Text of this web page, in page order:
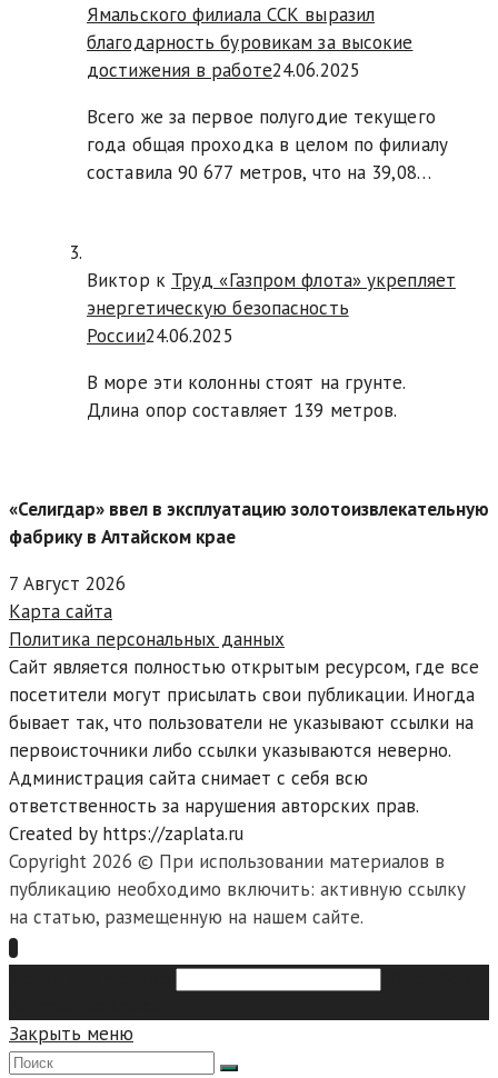
Ямальского филиала ССК выразил
благодарность буровикам за высокие
достижения в работе24.06.2025
Всего же за первое полугодие текущего
года общая проходка в целом по филиалу
составила 90 677 метров, что на 39,08…
Виктор к Труд «Газпром флота» укрепляет
энергетическую безопасность
России24.06.2025
В море эти колонны стоят на грунте.
Длина опор составляет 139 метров.
«Селигдар» ввел в эксплуатацию золотоизвлекательную
фабрику в Алтайском крае
7 Август 2026
Карта сайта
Политика персональных данных
Сайт является полностью открытым ресурсом, где все
посетители могут присылать свои публикации. Иногда
бывает так, что пользователи не указывают ссылки на
первоисточники либо ссылки указываются неверно.
Администрация сайта снимает с себя всю
ответственность за нарушения авторских прав.
Created by https://zaplata.ru
Copyright 2026 © При использовании материалов в
публикацию необходимо включить: активную ссылку
на статью, размещенную на нашем сайте.
Закрыть меню